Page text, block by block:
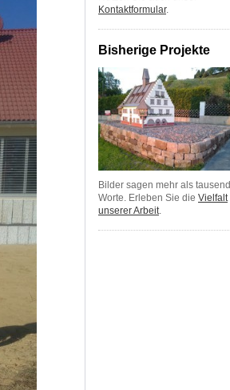
Kontaktformular.
Bisherige Projekte
Bilder sagen mehr als tausend
Worte. Erleben Sie die Vielfalt
unserer Arbeit.